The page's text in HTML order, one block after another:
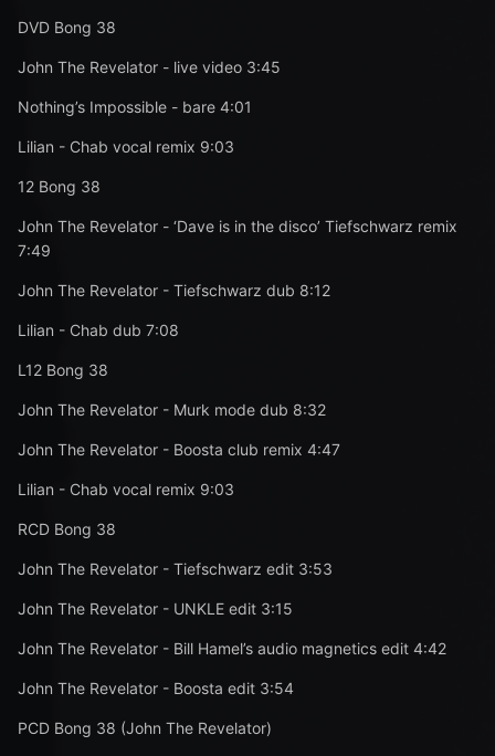
DVD Bong 38
John The Revelator - live video 3:45
Nothing’s Impossible - bare 4:01
Lilian - Chab vocal remix 9:03
12 Bong 38
John The Revelator - ‘Dave is in the disco’ Tiefschwarz remix
7:49
John The Revelator - Tiefschwarz dub 8:12
Lilian - Chab dub 7:08
L12 Bong 38
John The Revelator - Murk mode dub 8:32
John The Revelator - Boosta club remix 4:47
Lilian - Chab vocal remix 9:03
RCD Bong 38
John The Revelator - Tiefschwarz edit 3:53
John The Revelator - UNKLE edit 3:15
John The Revelator - Bill Hamel’s audio magnetics edit 4:42
John The Revelator - Boosta edit 3:54
PCD Bong 38 (John The Revelator)